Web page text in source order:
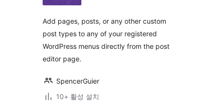
Add pages, posts, or any other custom
post types to any of your registered
WordPress menus directly from the post
editor page.
SpencerGuier
10+ 활성 설치